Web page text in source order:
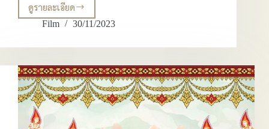
ดูรายละเอียด
ภาพ
พิมพ์
เทพนม
Film 30/11/2023